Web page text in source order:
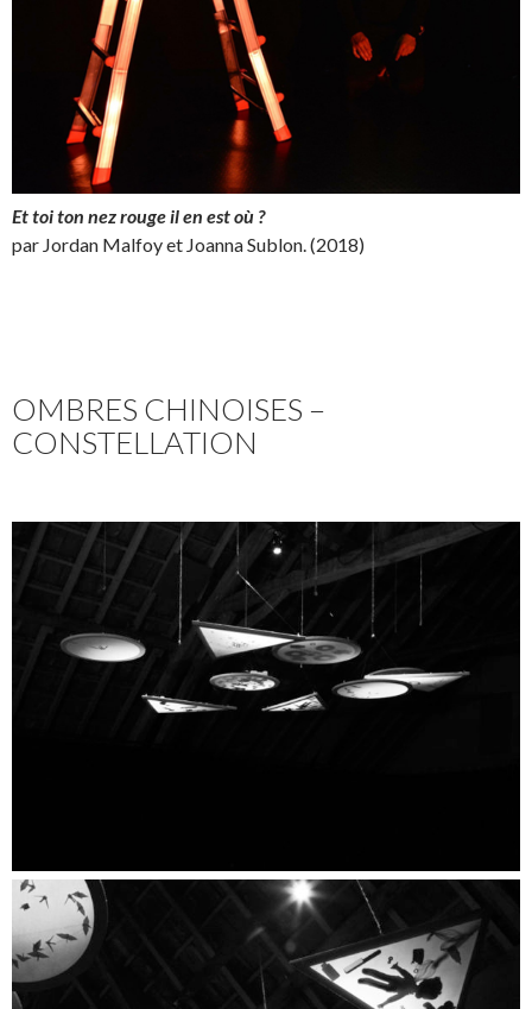
Et toi ton nez rouge il en est où ?
par Jordan Malfoy et Joanna Sublon. (2018)
OMBRES CHINOISES –
CONSTELLATION